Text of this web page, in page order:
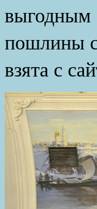
выгодным
пошлины
взята с